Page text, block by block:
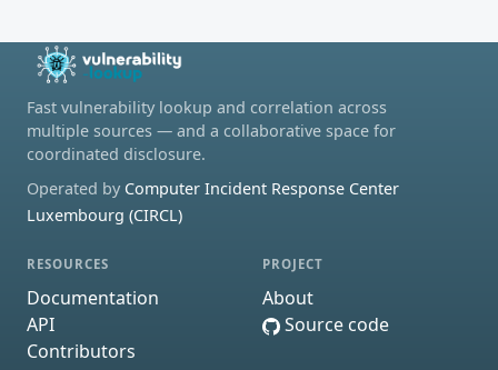
Fast vulnerability lookup and correlation across
multiple sources — and a collaborative space for
coordinated disclosure.
Operated by Computer Incident Response Center
Luxembourg (CIRCL)
RESOURCES
Documentation
API
Contributors
PROJECT
About
Source code